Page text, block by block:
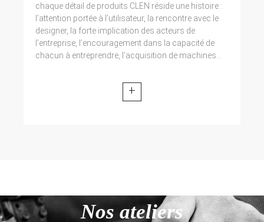
chaque détail de produits CLEN réside une histoire :
l’attention portée à l’utilisateur, la rencontre avec le
designer, la forte implication des acteurs de
l’entreprise, l’encouragement dans la capacité de
chacun à entreprendre, l’acquisition de machines...
+
Nos ateliers